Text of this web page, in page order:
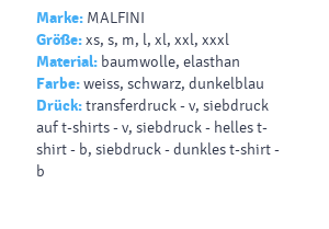
Single Jersey, 95% Baumwolle,
5% Elasthan
Marke: MALFINI
Größe:xs, s, m, l, xl, xxl, xxxl
Material: baumwolle, elasthan
Farbe:weiss, schwarz, dunkelblau
Drück:transferdruck - v, siebdruck
auf t-shirts - v, siebdruck - helles t-
shirt - b, siebdruck - dunkles t-shirt -
b